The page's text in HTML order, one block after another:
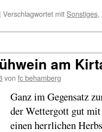
| Verschlagwortet mit Sonstiges,
am
von fc behamberg
Ganz im Gegensatz
der Wettergott gut
einen herrlichen